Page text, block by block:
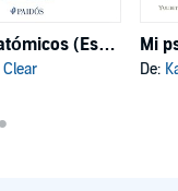
Hábitos atómicos (Español neutro) Mi
De: